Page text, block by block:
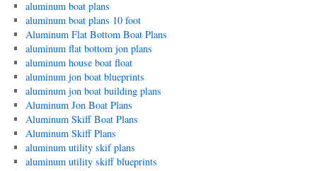
aluminum boat plans
aluminum boat plans 10 foot
Aluminum Flat Bottom Boat Plans
aluminum flat bottom jon plans
aluminum house boat float
aluminum jon boat blueprints
aluminum jon boat building plans
Aluminum Jon Boat Plans
Aluminum Skiff Boat Plans
Aluminum Skiff Plans
aluminum utility skif plans
aluminum utility skiff blueprints